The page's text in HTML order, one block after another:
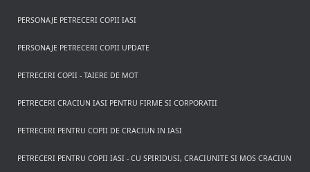
PERSONAJE PETRECERI COPII IASI
PERSONAJE PETRECERI COPII UPDATE
PETRECERI COPII - TAIERE DE MOT
PETRECERI CRACIUN IASI PENTRU FIRME SI CORPORATII
PETRECERI PENTRU COPII DE CRACIUN IN IASI
PETRECERI PENTRU COPII IASI - CU SPIRIDUSI, CRACIUNITE SI MOS CRACIUN